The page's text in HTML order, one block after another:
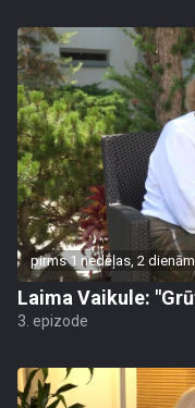
pirms 1 nedēļas, 2 dienām
Laima Vaikule:
3. epizode